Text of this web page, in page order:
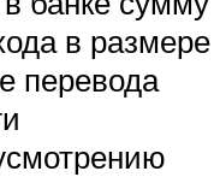
в размере
перевода